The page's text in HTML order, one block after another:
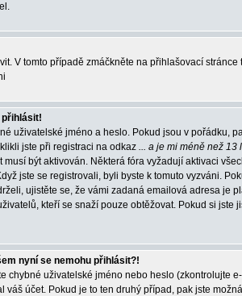
V tomto případě zmáčkněte na přihlašovací
přihlásit!
uživatelské jméno a heslo. Pokud jsou v pořádku,
jste při registraci na odkaz ... a je mi méně než 13
musí být aktivován. Některá fóra vyžadují aktivaci
jste se registrovali, byli byste k tomuto vyzváni.
ujistěte se, že vámi zadaná emailová adresa je
kteří se snaží pouze obtěžovat. Pokud si jste
nyní se nemohu přihlásit?!
chybné uživatelské jméno nebo heslo (zkontrolujte
účet. Pokud je to ten druhý případ, pak jste